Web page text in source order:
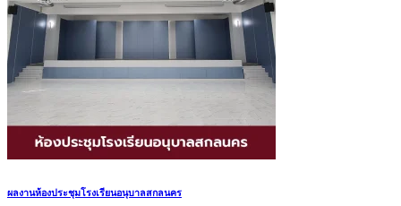
ผลงานห้องประชุมโรงเรียนอนุบาลสกลนคร